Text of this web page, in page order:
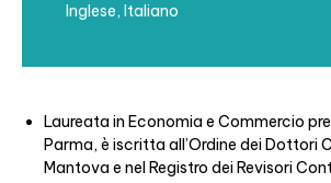
Laureata in Economia e Commercio
Parma, è iscritta all’Ordine dei Dottori
Mantova e nel Registro dei Revisori
Inglese, Italiano